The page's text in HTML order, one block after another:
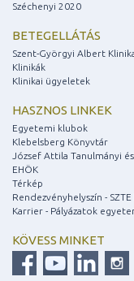
Széchenyi 2020
BETEGELLÁTÁS
Szent-Györgyi Albert
Klinikák
Klinikai ügyeletek
HASZNOS LINKEK
Egyetemi klubok
Klebelsberg Könyvtár
József Attila Tanulmányi
EHÖK
Térkép
Rendezvényhelyszín -
Karrier - Pályázatok
KÖVESS MINKET